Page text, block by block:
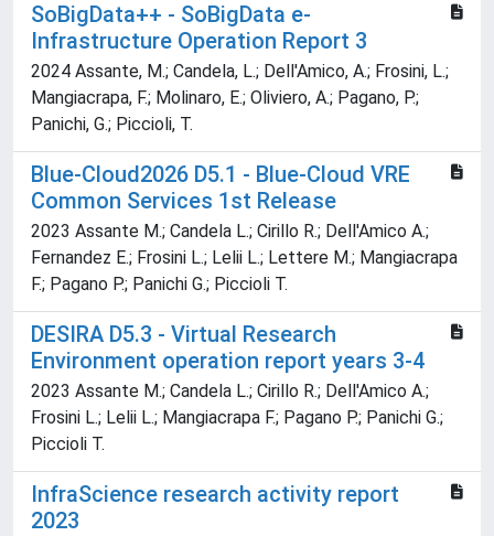
SoBigData++ - SoBigData e-
Infrastructure Operation Report 3
2024 Assante, M.; Candela, L.; Dell'Amico, A.; Frosini, L.;
Mangiacrapa, F.; Molinaro, E.; Oliviero, A.; Pagano, P.;
Panichi, G.; Piccioli, T.
Blue-Cloud2026 D5.1 - Blue-Cloud VRE
Common Services 1st Release
2023 Assante M.; Candela L.; Cirillo R.; Dell'Amico A.;
Fernandez E.; Frosini L.; Lelii L.; Lettere M.; Mangiacrapa
F.; Pagano P.; Panichi G.; Piccioli T.
DESIRA D5.3 - Virtual Research
Environment operation report years 3-4
2023 Assante M.; Candela L.; Cirillo R.; Dell'Amico A.;
Frosini L.; Lelii L.; Mangiacrapa F.; Pagano P.; Panichi G.;
Piccioli T.
InfraScience research activity report
2023